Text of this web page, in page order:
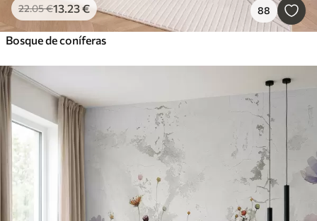
22.05€13 .23€ 88
Bosque de coníferas